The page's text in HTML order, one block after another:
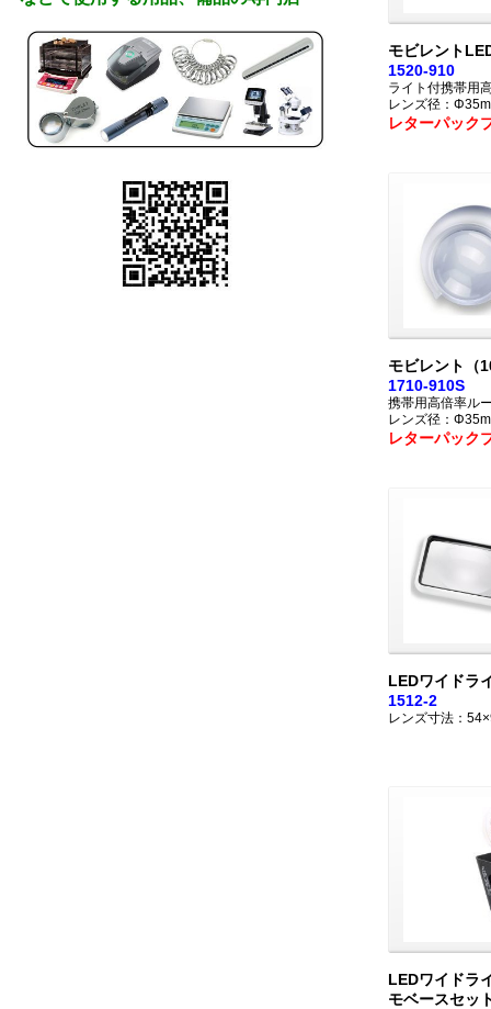
モビレント
1520-910
ライト付携帯用
レンズ径：
レターパック
モビレント（
1710-910S
携帯用高倍率ル
レンズ径：
レターパック
LEDワイドラ
1512-2
レンズ寸法：
LEDワイドラ
モベースセッ